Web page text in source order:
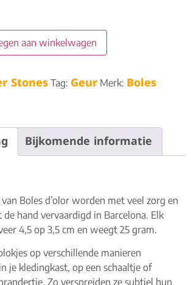
aan winkelwagen
Stones Tag: Geur Merk: Boles
Bijkomende informatie
Boles d’olor worden met veel zorg en
de hand vervaardigd in Barcelona. Elk
4,5 op 3,5 cm en weegt 25 gram.
op verschillende manieren
je kledingkast, op een schaaltje of
Zo verspreiden ze subtiel hun